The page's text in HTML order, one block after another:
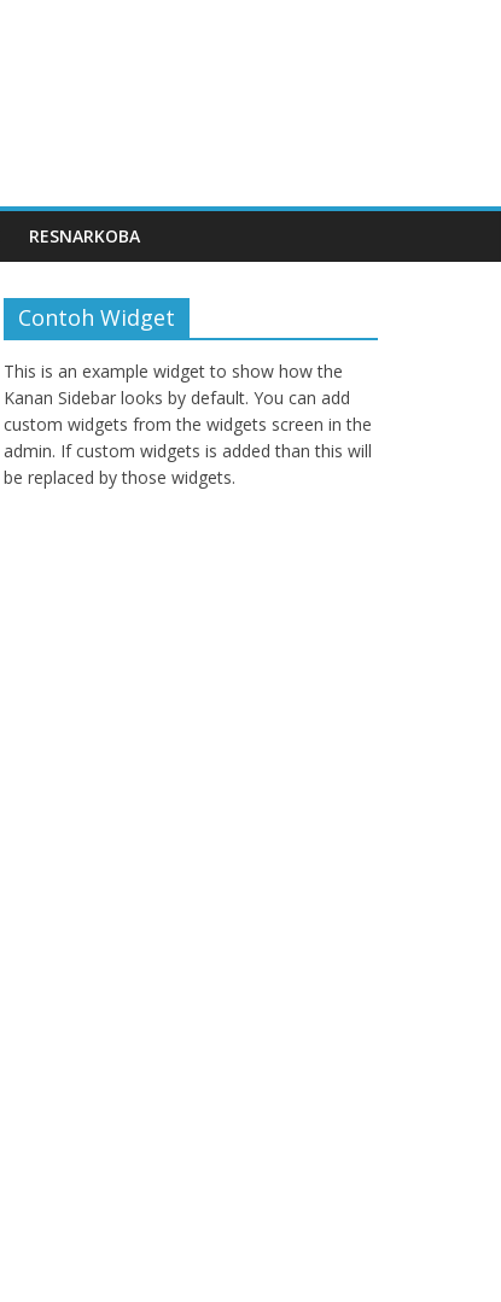
RESNARKOBA
Contoh Widget
This is an example widget to show how the
Kanan Sidebar looks by default. You can add
custom widgets from the widgets screen in the
admin. If custom widgets is added than this will
be replaced by those widgets.